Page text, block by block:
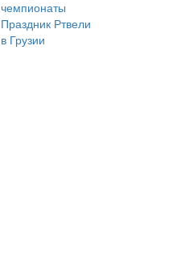
чемпионаты
Праздник Ртвели
в Грузии